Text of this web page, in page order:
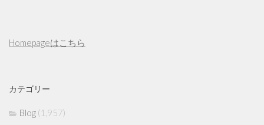
Homepageはこちら
カテゴリー
Blog (1,957)